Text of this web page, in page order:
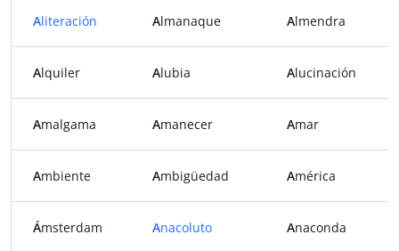
Aliteración Almanaque Almendra
Alquiler Alubia Alucinación
Amalgama Amanecer Amar
Ambiente Ambigüedad América
Ámsterdam Anacoluto Anaconda